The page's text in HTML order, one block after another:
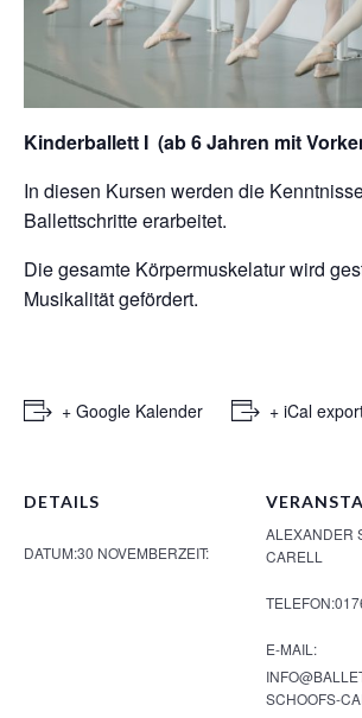
Kinderballett I (ab 6 Jahren mit
In diesen Kursen werden die
Ballettschritte erarbeitet.
Die gesamte Körpermuskelatur wird
Musikalität gefördert.
+ Google Kalender + iCal
DETAILS
DATUM:30 NOVEMBERZEIT:
ALEXANDER
CARELL
TELEFON:
E-MAIL:
SCHOOFS-